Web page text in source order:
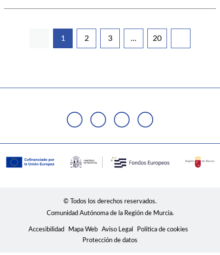
Página
1
Página
2
Página
3 ...
Páginas intermedias Use
Página
20
© Todos los derechos reservados.
Comunidad Autónoma de la Región de Murcia.
Accesibilidad Mapa Web Aviso Legal
Política de cookies
Protección de datos